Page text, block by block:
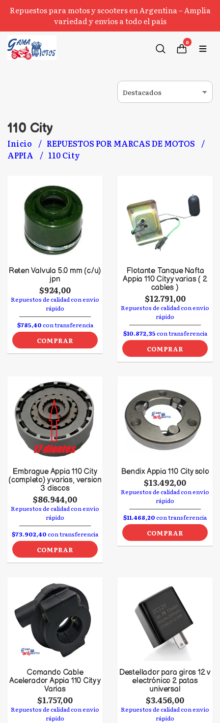
Repuestos para motos y scooters en Argentina – Amplia
variedad y envíos a todo el país
0
110 City
Inicio
REPUESTOS POR MARCAS DE MOTOS
APPIA
110 City
Reten Valvula 5.0 mm (c/u)
jpn
$924,00
Repuestos de calidad con envío
rápido
$785,40con transferencia
COMPRAR
Flotante Tanque Nafta
Appia 110 City y varias ( 2
cables )
$12.791,00
Repuestos de calidad con envío
rápido
$10.872,35con transferencia
COMPRAR
Embrague Appia 110 City
(completo) y varias, version
3 discos
$86.944,00
Repuestos de calidad con envío
rápido
$73.902,40con transferencia
COMPRAR
Bendix Appia 110 City solo
$13.492,00
Repuestos de calidad con envío
rápido
$11.468,20con transferencia
COMPRAR
Comando Cable
Acelerador Appia 110 City y
Varias
$1.757,00
Repuestos de calidad con envío
rápido
Destellador para giros 12 v
electrónico 2 patas
universal
$3.456,00
Repuestos de calidad con envío
rápido